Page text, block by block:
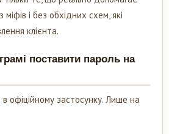
і без обхідних схем, які
клієнта.
поставити пароль на
офіційному застосунку. Лише на